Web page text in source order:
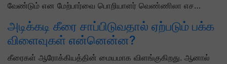
வேண்டும் என மேற்பார்வை பொறியாளர் வெண்ணிலா எச…
அடிக்கடி கீரை சாப்பிடுவதால் ஏற்படும் பக்க
விளைவுகள் என்னென்ன?
கீரைகள் ஆரோக்கியத்தின் மையமாக விளங்குகிறது. ஆனால்